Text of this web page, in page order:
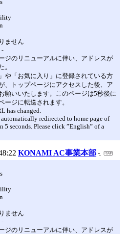
ません
-
ジのリニューアルに伴い、アドレスが
。
や「お気に入り」に登録されている方
、トップページにアクセスした後、ア
願いいたします。このページは5秒後に
ージに転送されます。
has changed.
redirected to home page of
5 seconds. Please click ”English” of a
KONAMI AC事業本部
ません
-
ジのリニューアルに伴い、アドレスが